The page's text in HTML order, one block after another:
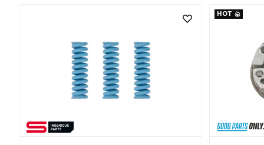
ressorts: 3 pcs
d'application:
HOT